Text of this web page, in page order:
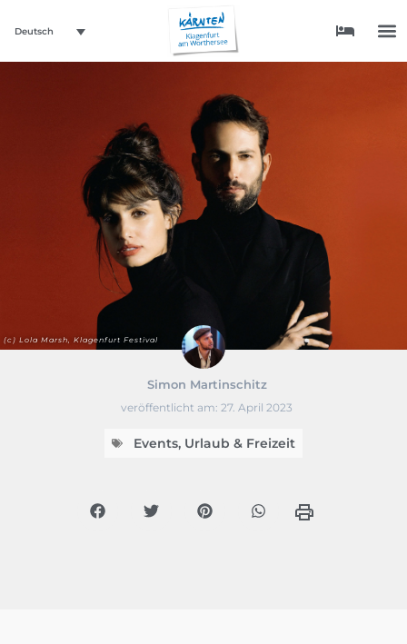
Deutsch
Simon Martinschitz
veröffentlicht am: 27. April 2023
Events, Urlaub & Freizeit
(c) Lola Marsh, Klagenfurt Festival